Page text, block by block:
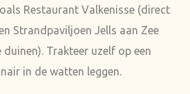
Restaurant Valkenisse (direct
Strandpaviljoen Jells aan Zee
Trakteer uzelf op een
in de watten leggen.